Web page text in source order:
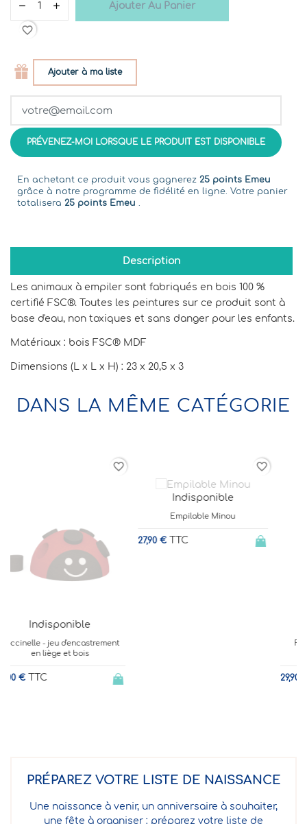
Ajouter Au Panier
favorite_border
Ajouter à ma liste
PRÉVENEZ-MOI LORSQUE LE PRODUIT EST DISPONIBLE
En achetant ce produit vous gagnerez 25 points Emeu
grâce à notre programme de fidélité en ligne. Votre panier
totalisera 25 points Emeu .
Description
Les animaux à empiler sont fabriqués en bois 100 %
certifié FSC®. Toutes les peintures sur ce produit sont à
base d'eau, non toxiques et sans danger pour les enfants.
Matériaux : bois FSC® MDF
Dimensions (L x L x H) : 23 x 20,5 x 3
DANS LA MÊME CATÉGORIE
27,90 €TTC
PRÉPAREZ VOTRE LISTE DE NAISSANCE
Une naissance à venir, un anniversaire à souhaiter,
une fête à organiser : préparez votre liste de